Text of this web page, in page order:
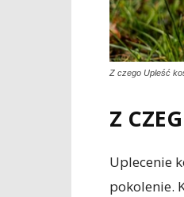
Z czego Upleść
Z
Uplecenie
pokolenie.